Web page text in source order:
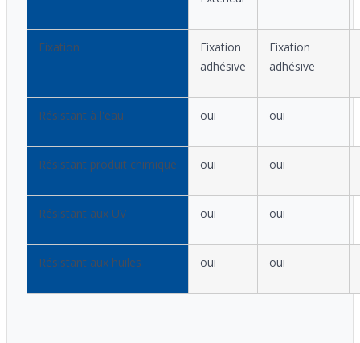
Fixation
Fixation
adhésive
Fixation
adhésive
Résistant à l'eau oui oui
Résistant produit chimique oui oui
Résistant aux UV oui oui
Résistant aux huiles oui oui